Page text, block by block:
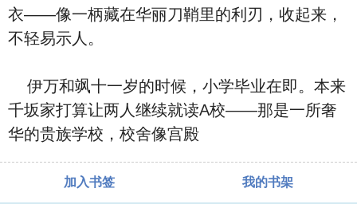
衣——像一柄藏在华丽刀鞘里的利刃，收起来，
不轻易示人。
伊万和飒十一岁的时候，小学毕业在即。本来
千坂家打算让两人继续就读A校——那是一所奢
华的贵族学校，校舍像宫殿
加入书签 我的书架